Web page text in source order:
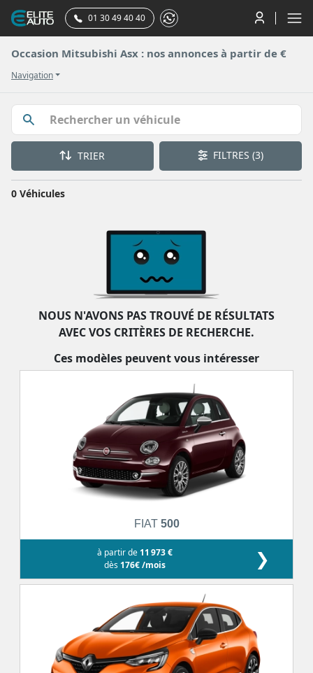
01 30 49 40 40
Occasion Mitsubishi Asx : nos annonces à partir de €
Navigation
TRIER FILTRES(3)
0 Véhicules
NOUS N'AVONS PAS TROUVÉ DE RÉSULTATS
AVEC VOS CRITÈRES DE RECHERCHE.
Ces modèles peuvent vous intéresser
FIAT 500
à partir de 11 973 €
dès 176€ /mois ❯